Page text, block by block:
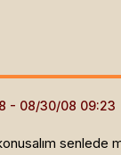
senlede